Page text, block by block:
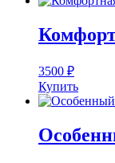
3500 ₽
Купить